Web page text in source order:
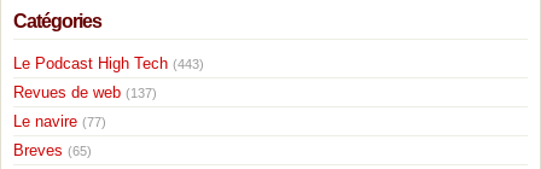
Catégories
Le Podcast High Tech (443)
Revues de web (137)
Le navire (77)
Breves (65)